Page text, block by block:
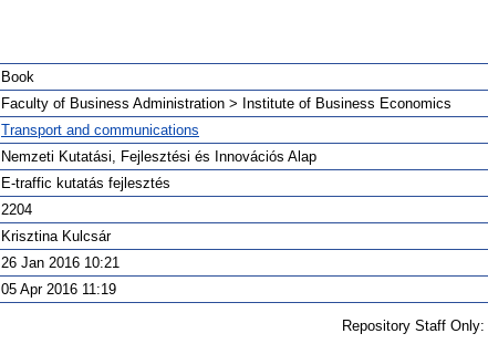
Book
Faculty of Business Administration > Institute of Business Economics
Transport and communications
Nemzeti Kutatási, Fejlesztési és Innovációs Alap
E-traffic kutatás fejlesztés
2204
Krisztina Kulcsár
26 Jan 2016 10:21
05 Apr 2016 11:19
Repository Staff Only: